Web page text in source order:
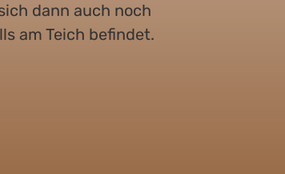
dann auch noch
am Teich befindet.